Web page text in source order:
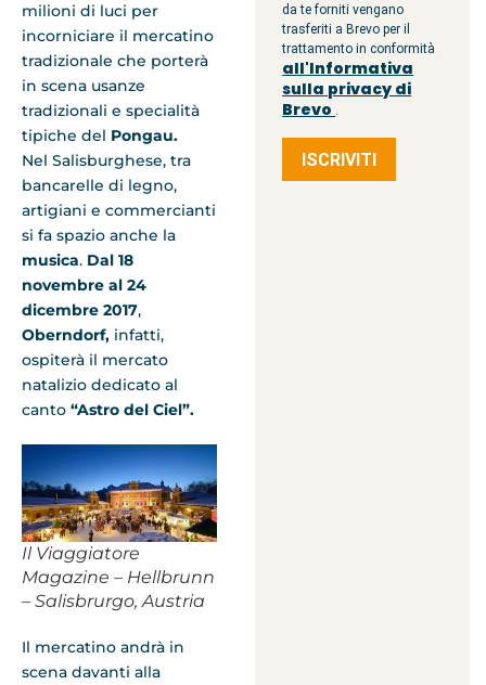
milioni di luci per
incorniciare il mercatino
tradizionale che porterà
in scena usanze
tradizionali e specialità
tipiche del Pongau.
Nel Salisburghese, tra
bancarelle di legno,
artigiani e commercianti
si fa spazio anche la
musica. Dal 18
novembre al 24
dicembre 2017,
Oberndorf, infatti,
ospiterà il mercato
natalizio dedicato al
canto “Astro del Ciel”.
Il Viaggiatore
Magazine – Hellbrunn
– Salisbrurgo, Austria
Il mercatino andrà in
scena davanti alla
da te forniti vengano
trasferiti a Brevo per il
trattamento in conformità
all'Informativa
sulla privacy di
Brevo .
ISCRIVITI